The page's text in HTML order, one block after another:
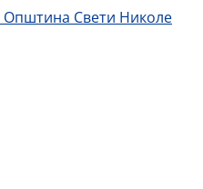
Општина Свети Николе